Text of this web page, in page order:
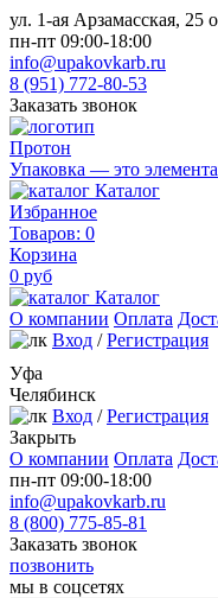
ул. 1-ая Арзамасская, 25
пн-пт 09:00-18:00
info@upakovkarb.ru
8 (951) 772-80-53
Заказать звонок
Протон
Упаковка — это
Каталог
Избранное
Товаров: 0
Корзина
0 руб
Каталог
О компании Оплата
Вход / Регистрация
Уфа
Челябинск
Вход / Регистрация
Закрыть
О компании Оплата
пн-пт 09:00-18:00
info@upakovkarb.ru
8 (800) 775-85-81
Заказать звонок
позвонить
мы в соцсетях